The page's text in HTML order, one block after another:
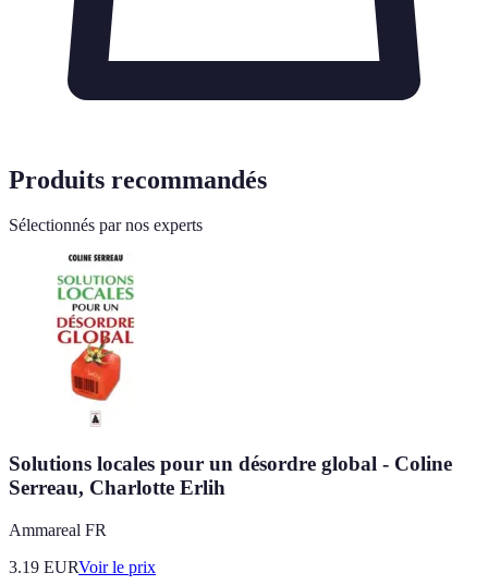
Produits recommandés
Sélectionnés par nos experts
Solutions locales pour un désordre global - Coline
Serreau, Charlotte Erlih
Ammareal FR
3.19 EURVoir le prix